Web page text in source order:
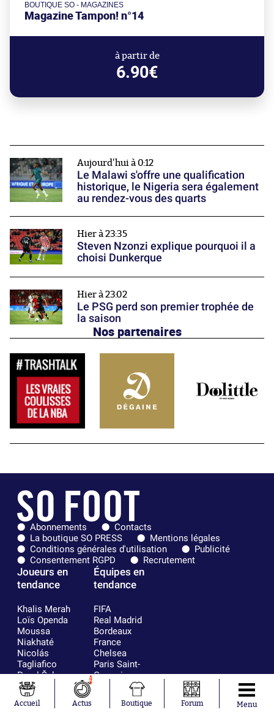
BOUTIQUE SO - MAGAZINES
Magazine Tampon! n°14
à partir de
6.90€
Aujourd'hui à 0:12
Le Malawi s'offre une qualification
historique, le Nigeria sera également
au rendez-vous des quarts
Hier à 23:35
Steven Nzonzi explique pourquoi il a
choisi Dunkerque
Hier à 23:02
Le PSG perd son premier trophée de
la saison
Nos partenaires
Abonnements
Contacts
La boutique SO PRESS
Mentions légales
Conditions générales d'utilisation
Publicité
Consentement RGPD
Recrutement
Joueurs en
tendance
Khalis Merah
Loïs Openda
Moussa
Niakhaté
Nicolás
Tagliafico
Pavel Šulc
Gauthier Hein
Lionel Messi
Gonzalo
Équipes en
tendance
FIFA
Real Madrid
Bordeaux
France
Chelsea
Paris Saint-
Germain
Olympique
AC Milan
Accueil
1
Actus Boutique Forum Menu